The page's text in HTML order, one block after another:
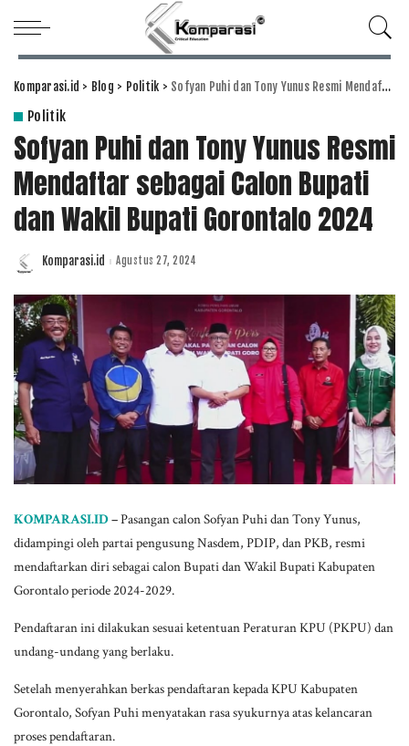
Komparasi.id > Blog > Politik > Sofyan Puhi dan Tony Yunus Resmi Mendaftar sebagai Calon Bupati dan Wakil Bupati Gorontalo 2024
Politik
Sofyan Puhi dan Tony Yunus Resmi
Mendaftar sebagai Calon Bupati
dan Wakil Bupati Gorontalo 2024
Posted
Komparasi.id Agustus 27, 2024
KOMPARASI.ID–Pasangan calon Sofyan Puhi dan Tony Yunus,
didampingi oleh partai pengusung Nasdem, PDIP, dan PKB, resmi
mendaftarkan diri sebagai calon Bupati dan Wakil Bupati Kabupaten
Gorontalo periode 2024-2029.
Pendaftaran ini dilakukan sesuai ketentuan Peraturan KPU (PKPU) dan
undang-undang yang berlaku.
Setelah menyerahkan berkas pendaftaran kepada KPU Kabupaten
Gorontalo, Sofyan Puhi menyatakan rasa syukurnya atas kelancaran
proses pendaftaran.